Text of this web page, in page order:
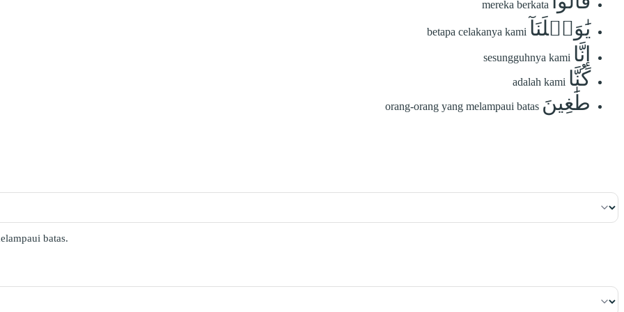
mereka berkata
يَٰوَيۡلَنَآ betapa celakanya kami
إِنَّا sesungguhnya kami
كُنَّا adalah kami
طَٰغِينَ orang-orang yang melampaui batas
batas.